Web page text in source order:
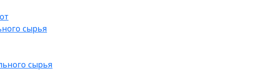
сырья
сырья